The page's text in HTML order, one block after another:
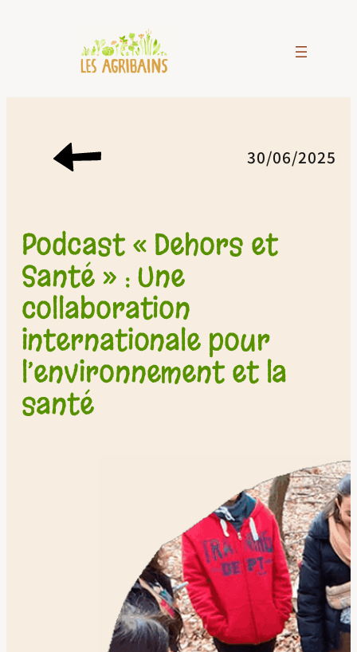
30/06/2025
Podcast « Dehors et
Santé » : Une
collaboration
internationale pour
l’environnement et la
santé